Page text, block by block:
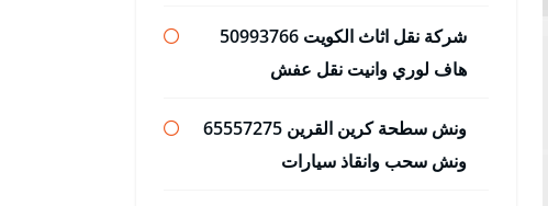
شركة نقل اثاث الكويت 50993766
هاف لوري وانيت نقل عفش
ونش سطحة كرين القرين 65557275
ونش سحب وانقاذ سيارات